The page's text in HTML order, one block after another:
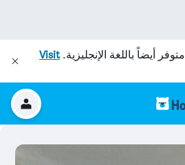
متوفر أيضاً باللغة الإنجليزية.Visit